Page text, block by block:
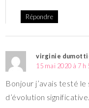
Répondre
virginie
15 mai 2020 à 7 h
Bonjour j’avais testé le
d’évolution